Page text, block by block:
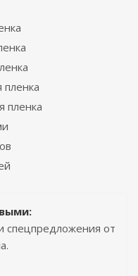
пленка
спецпредложения от